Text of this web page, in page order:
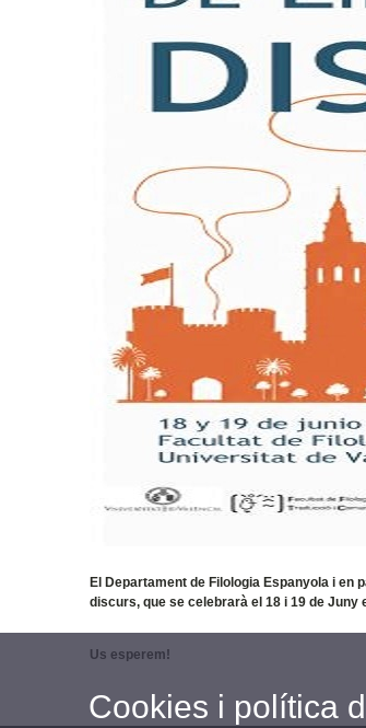
El Departament de Filologia Espanyola i en
discurs, que se celebrarà el 18 i 19 de Juny
Us esperem!
Cookies i política